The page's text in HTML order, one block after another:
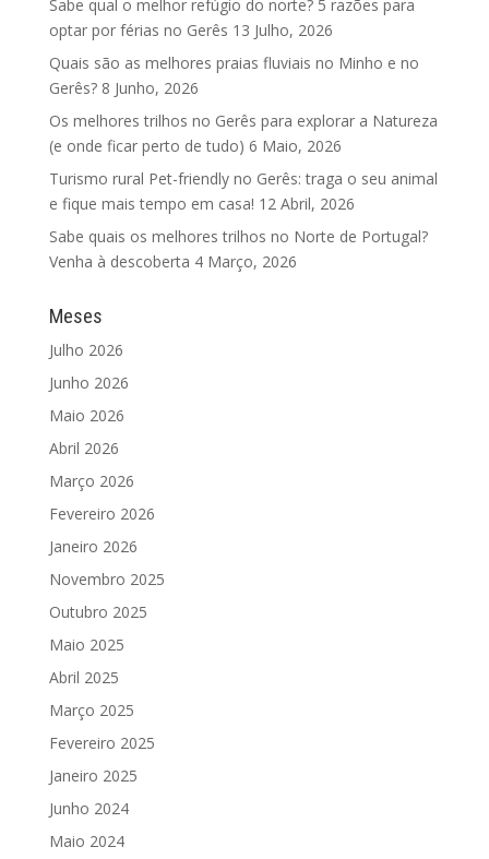
Sabe qual o melhor refúgio do norte? 5 razões para
optar por férias no Gerês 13 Julho, 2026
Quais são as melhores praias fluviais no Minho e no
Gerês? 8 Junho, 2026
Os melhores trilhos no Gerês para explorar a Natureza
(e onde ficar perto de tudo) 6 Maio, 2026
Turismo rural Pet-friendly no Gerês: traga o seu animal
e fique mais tempo em casa! 12 Abril, 2026
Sabe quais os melhores trilhos no Norte de Portugal?
Venha à descoberta 4 Março, 2026
Meses
Julho 2026
Junho 2026
Maio 2026
Abril 2026
Março 2026
Fevereiro 2026
Janeiro 2026
Novembro 2025
Outubro 2025
Maio 2025
Abril 2025
Março 2025
Fevereiro 2025
Janeiro 2025
Junho 2024
Maio 2024